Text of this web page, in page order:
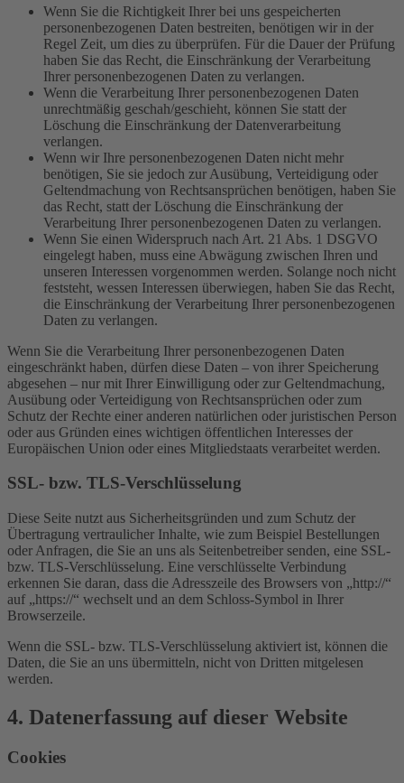
Wenn Sie die Richtigkeit Ihrer bei uns gespeicherten
personenbezogenen Daten bestreiten, benötigen wir in der
Regel Zeit, um dies zu überprüfen. Für die Dauer der Prüfung
haben Sie das Recht, die Einschränkung der Verarbeitung
Ihrer personenbezogenen Daten zu verlangen.
Wenn die Verarbeitung Ihrer personenbezogenen Daten
unrechtmäßig geschah/geschieht, können Sie statt der
Löschung die Einschränkung der Datenverarbeitung
verlangen.
Wenn wir Ihre personenbezogenen Daten nicht mehr
benötigen, Sie sie jedoch zur Ausübung, Verteidigung oder
Geltendmachung von Rechtsansprüchen benötigen, haben Sie
das Recht, statt der Löschung die Einschränkung der
Verarbeitung Ihrer personenbezogenen Daten zu verlangen.
Wenn Sie einen Widerspruch nach Art. 21 Abs. 1 DSGVO
eingelegt haben, muss eine Abwägung zwischen Ihren und
unseren Interessen vorgenommen werden. Solange noch nicht
feststeht, wessen Interessen überwiegen, haben Sie das Recht,
die Einschränkung der Verarbeitung Ihrer personenbezogenen
Daten zu verlangen.
Wenn Sie die Verarbeitung Ihrer personenbezogenen Daten
eingeschränkt haben, dürfen diese Daten – von ihrer Speicherung
abgesehen – nur mit Ihrer Einwilligung oder zur Geltendmachung,
Ausübung oder Verteidigung von Rechtsansprüchen oder zum
Schutz der Rechte einer anderen natürlichen oder juristischen Person
oder aus Gründen eines wichtigen öffentlichen Interesses der
Europäischen Union oder eines Mitgliedstaats verarbeitet werden.
SSL- bzw. TLS-Verschlüsselung
Diese Seite nutzt aus Sicherheitsgründen und zum Schutz der
Übertragung vertraulicher Inhalte, wie zum Beispiel Bestellungen
oder Anfragen, die Sie an uns als Seitenbetreiber senden, eine SSL-
bzw. TLS-Verschlüsselung. Eine verschlüsselte Verbindung
erkennen Sie daran, dass die Adresszeile des Browsers von „http://“
auf „https://“ wechselt und an dem Schloss-Symbol in Ihrer
Browserzeile.
Wenn die SSL- bzw. TLS-Verschlüsselung aktiviert ist, können die
Daten, die Sie an uns übermitteln, nicht von Dritten mitgelesen
werden.
4. Datenerfassung auf dieser Website
Cookies